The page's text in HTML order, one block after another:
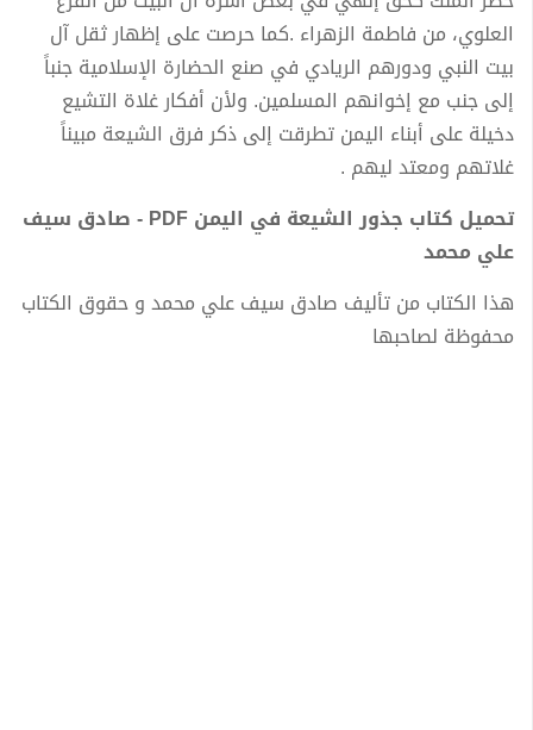
العلوي، من فاطمة الزهراء .كما حرصت على إظهار ثقل آل
بيت النبي ودورهم الريادي في صنع الحضارة الإسلامية جنباً
إلى جنب مع إخوانهم المسلمين. ولأن أفكار غلاة التشيع
دخيلة على أبناء اليمن تطرقت إلى ذكر فرق الشيعة مبيناً
غلاتهم ومعتد ليهم .
تحميل كتاب جذور الشيعة في اليمن PDF - صادق سيف
علي محمد
هذا الكتاب من تأليف صادق سيف علي محمد و حقوق الكتاب
محفوظة لصاحبها